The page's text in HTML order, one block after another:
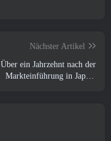
Nächster Artikel
Über ein Jahrzehnt nach der
Markteinführung in Japan,